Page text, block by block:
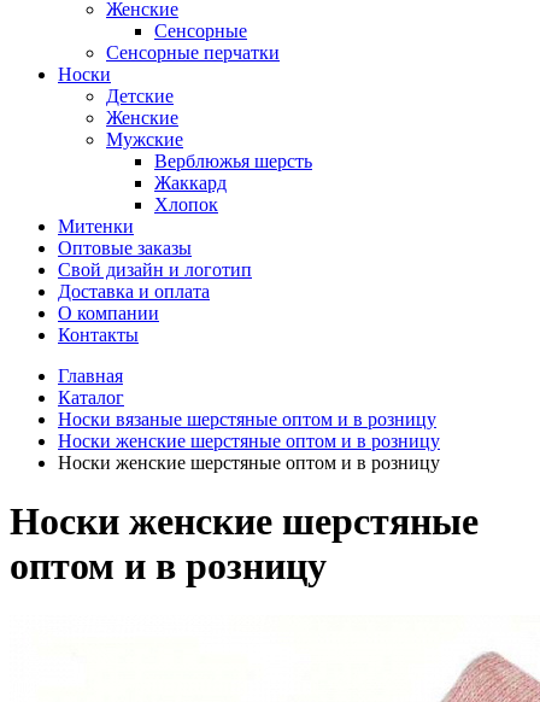
Женские
Сенсорные
Сенсорные перчатки
Носки
Детские
Женские
Мужские
Верблюжья шерсть
Жаккард
Хлопок
Митенки
Оптовые заказы
Свой дизайн и логотип
Доставка и оплата
О компании
Контакты
Главная
Каталог
Носки вязаные шерстяные оптом и в розницу
Носки женские шерстяные оптом и в розницу
Носки женские шерстяные оптом и в розницу
Носки женские шерстяные
оптом и в розницу